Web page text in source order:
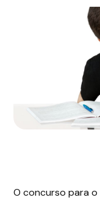
O concurso para o